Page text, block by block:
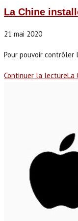
La Chine
21 mai 2020
Pour pouvoir
Continuer la lectureLa